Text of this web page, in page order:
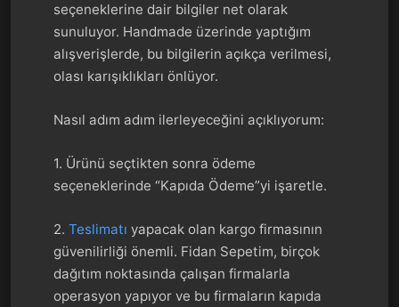
seçeneklerine dair bilgiler net olarak
sunuluyor. Handmade üzerinde yaptığım
alışverişlerde, bu bilgilerin açıkça verilmesi,
olası karışıklıkları önlüyor.
Nasıl adım adım ilerleyeceğini açıklıyorum:
1. Ürünü seçtikten sonra ödeme
seçeneklerinde “Kapıda Ödeme”yi işaretle.
2. Teslimatı yapacak olan kargo firmasının
güvenilirliği önemli. Fidan Sepetim, birçok
dağıtım noktasında çalışan firmalarla
operasyon yapıyor ve bu firmaların kapıda